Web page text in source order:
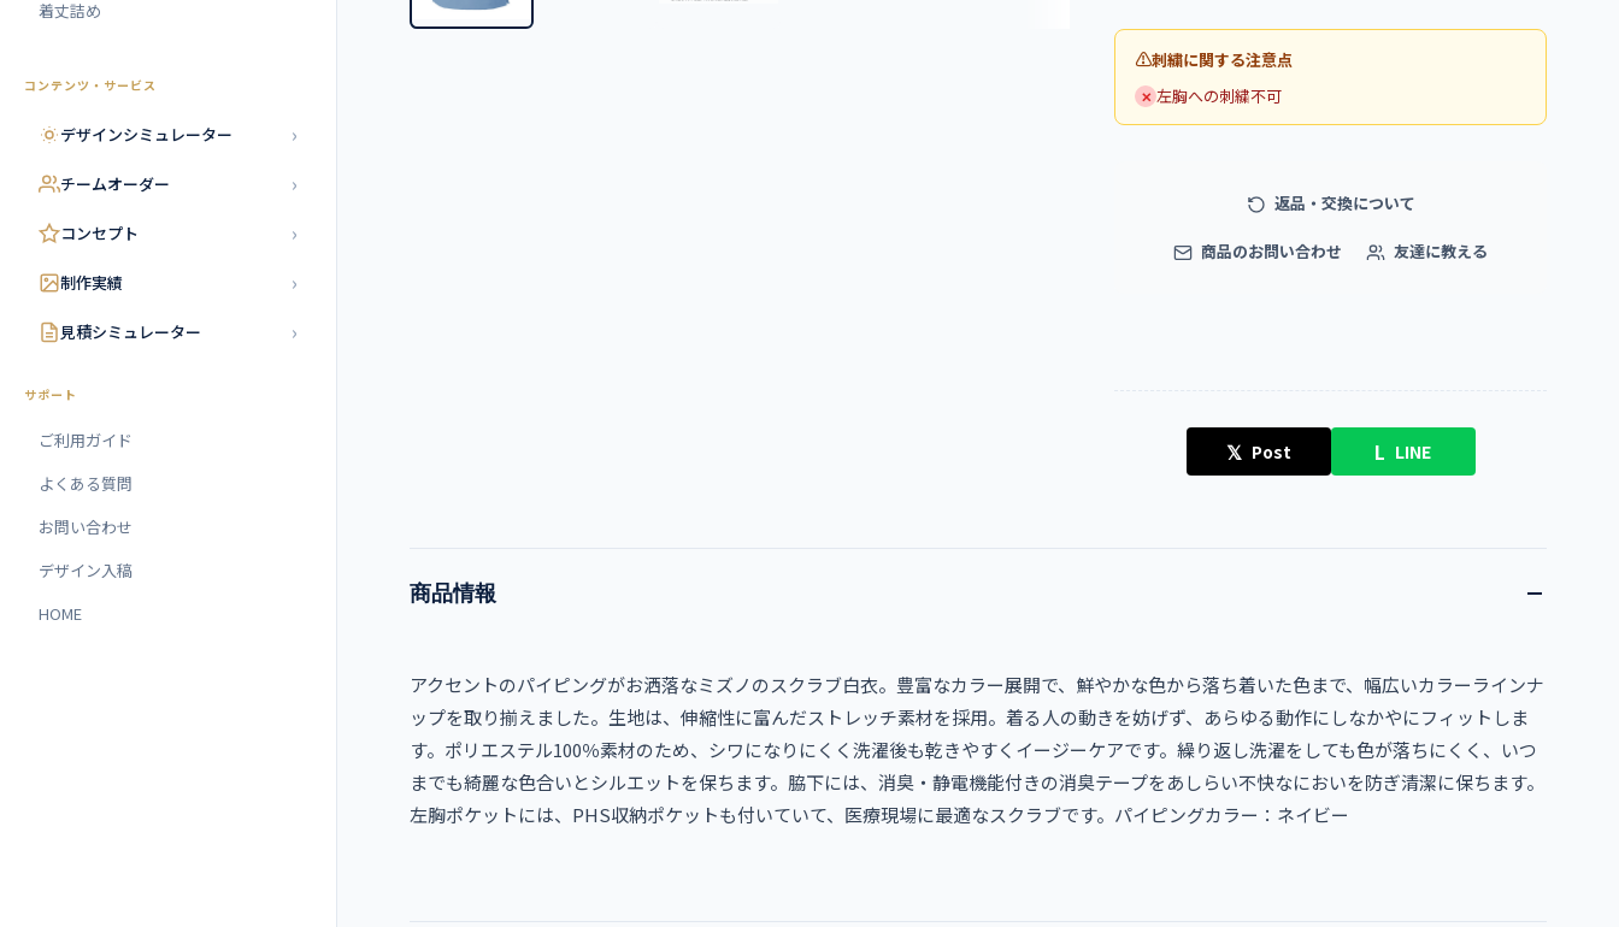
刺繍に関する注意点
✕ 左胸への刺繍不可
返品・交換について
商品のお問い合わせ 友達に教える
𝕏 Post L LINE
商品情報
アクセントのパイピングがお洒落なミズノのスクラブ白衣。豊富なカラー展開で、鮮やかな色から落ち着いた色まで、幅広いカラーラインナ
ップを取り揃えました。生地は、伸縮性に富んだストレッチ素材を採用。着る人の動きを妨げず、あらゆる動作にしなかやにフィットしま
す。ポリエステル100％素材のため、シワになりにくく洗濯後も乾きやすくイージーケアです。繰り返し洗濯をしても色が落ちにくく、いつ
までも綺麗な色合いとシルエットを保ちます。脇下には、消臭・静電機能付きの消臭テープをあしらい不快なにおいを防ぎ清潔に保ちます。
左胸ポケットには、PHS収納ポケットも付いていて、医療現場に最適なスクラブです。パイピングカラー：ネイビー
着丈詰め
コンテンツ・サービス
デザインシミュレーター ›
チームオーダー ›
コンセプト ›
制作実績 ›
見積シミュレーター ›
サポート
ご利用ガイド
よくある質問
お問い合わせ
デザイン入稿
HOME